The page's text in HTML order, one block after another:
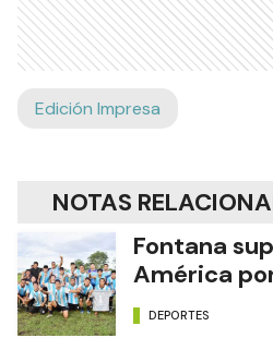
Edición Impresa
NOTAS
Fontana
América
DEPORTES